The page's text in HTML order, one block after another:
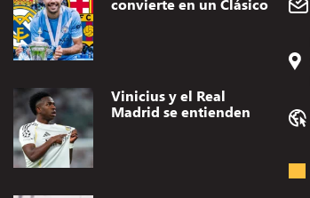
convierte en un Clásico
Vinicius y el Real
Madrid se entienden